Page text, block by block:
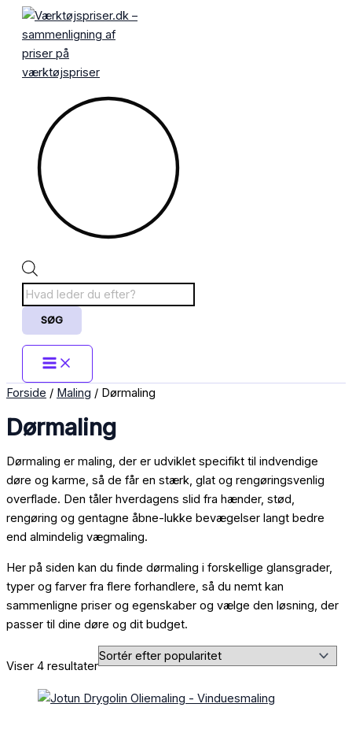
indholdet
Products
SØG
Forside / Maling / Dørmaling
Dørmaling
Dørmaling er maling, der er udviklet specifikt til indvendige
døre og karme, så de får en stærk, glat og rengøringsvenlig
overflade. Den tåler hverdagens slid fra hænder, stød,
rengøring og gentagne åbne-lukke bevægelser langt bedre
end almindelig vægmaling.
Her på siden kan du finde dørmaling i forskellige glansgrader,
typer og farver fra flere forhandlere, så du nemt kan
sammenligne priser og egenskaber og vælge den løsning, der
passer til dine døre og dit budget.
Viser 4 resultater
Sorteret
efter